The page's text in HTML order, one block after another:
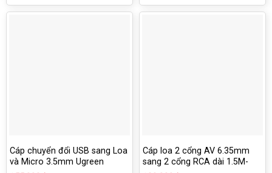
Cáp chuyển đổi USB sang Loa
và Micro 3.5mm Ugreen
Cáp loa 2 cổng AV 6.35mm
sang 2 cổng RCA dài 1.5M-